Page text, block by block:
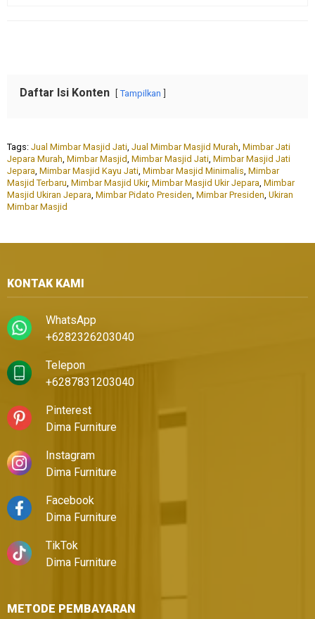
Daftar Isi Konten Tampilkan
Tags: Jual Mimbar Masjid Jati, Jual Mimbar Masjid Murah, Mimbar Jati
Jepara Murah, Mimbar Masjid, Mimbar Masjid Jati, Mimbar Masjid Jati
Jepara, Mimbar Masjid Kayu Jati, Mimbar Masjid Minimalis, Mimbar
Masjid Terbaru, Mimbar Masjid Ukir, Mimbar Masjid Ukir Jepara, Mimbar
Masjid Ukiran Jepara, Mimbar Pidato Presiden, Mimbar Presiden, Ukiran
Mimbar Masjid
KONTAK KAMI
WhatsApp
+6282326203040
Telepon
+6287831203040
Pinterest
Dima Furniture
Instagram
Dima Furniture
Facebook
Dima Furniture
TikTok
Dima Furniture
METODE PEMBAYARAN